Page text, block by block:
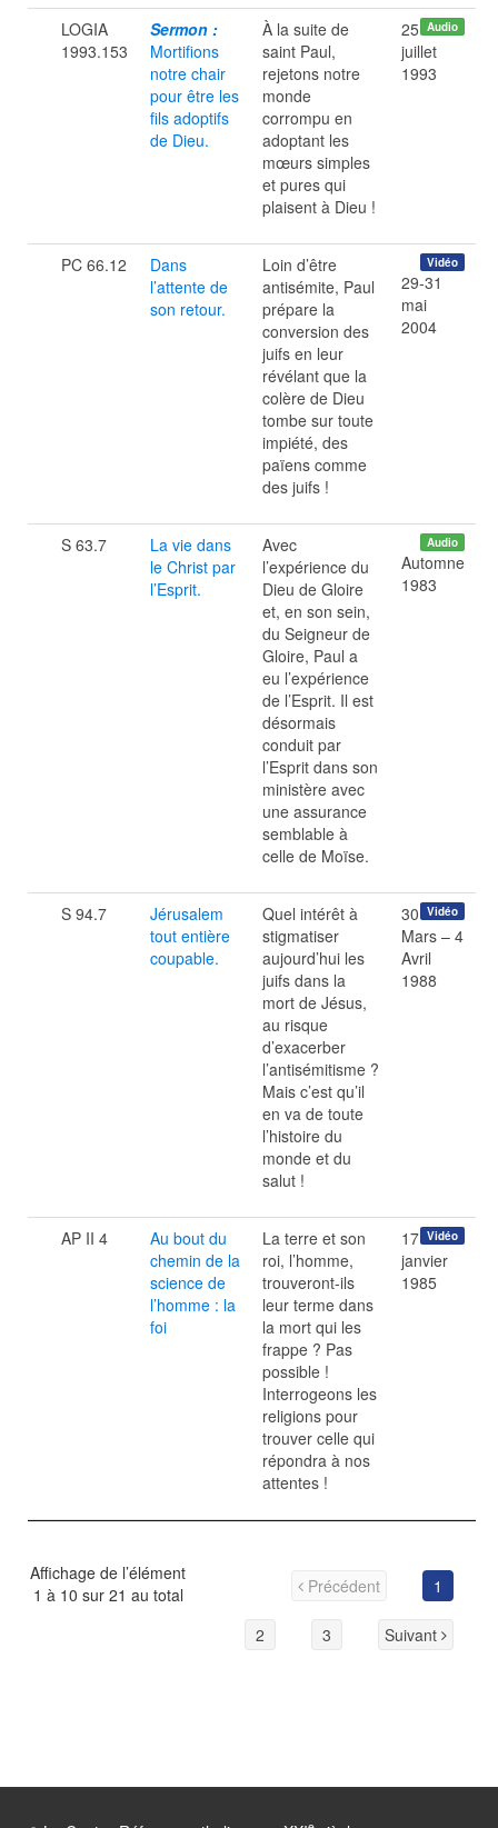
LOGIA
1993.153
Sermon :
Mortifions
notre chair
pour être les
fils adoptifs
de Dieu.
À la suite de
saint Paul,
rejetons notre
monde
corrompu en
adoptant les
mœurs simples
et pures qui
plaisent à Dieu !
Audio
25
juillet
1993
PC 66.12
Dans
l’attente de
son retour.
Loin d’être
antisémite, Paul
prépare la
conversion des
juifs en leur
révélant que la
colère de Dieu
tombe sur toute
impiété, des
païens comme
des juifs !
Vidéo
29-31
mai
2004
S 63.7
La vie dans
le Christ par
l’Esprit.
Avec
l’expérience du
Dieu de Gloire
et, en son sein,
du Seigneur de
Gloire, Paul a
eu l’expérience
de l’Esprit. Il est
désormais
conduit par
l’Esprit dans son
ministère avec
une assurance
semblable à
celle de Moïse.
Audio
Automne
1983
S 94.7
Jérusalem
tout entière
coupable.
Quel intérêt à
stigmatiser
aujourd’hui les
juifs dans la
mort de Jésus,
au risque
d’exacerber
l’antisémitisme ?
Mais c’est qu’il
en va de toute
l’histoire du
monde et du
salut !
Vidéo
30
Mars – 4
Avril
1988
AP II 4
Au bout du
chemin de la
science de
l’homme : la
foi
La terre et son
roi, l’homme,
trouveront-ils
leur terme dans
la mort qui les
frappe ? Pas
possible !
Interrogeons les
religions pour
trouver celle qui
répondra à nos
attentes !
Vidéo
17
janvier
1985
Affichage de l’élément
1 à 10 sur 21 au total
Précédent 1
2 3 Suivant